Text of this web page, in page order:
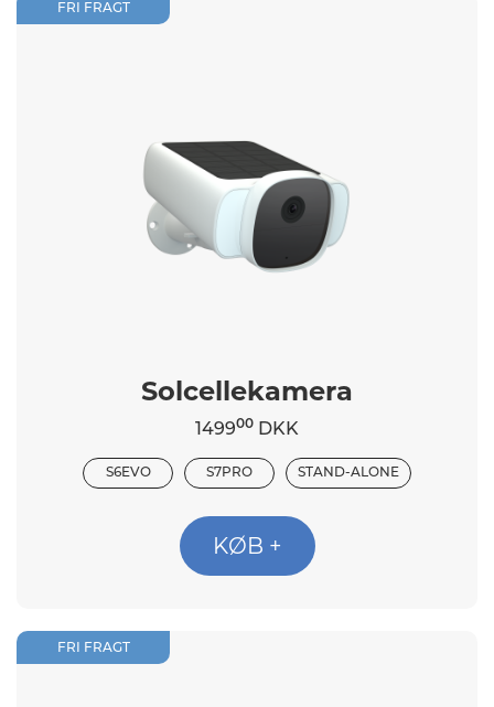
FRI FRAGT
Solcellekamera
149900 DKK
S6EVO S7PRO STAND-ALONE
KØB +
FRI FRAGT